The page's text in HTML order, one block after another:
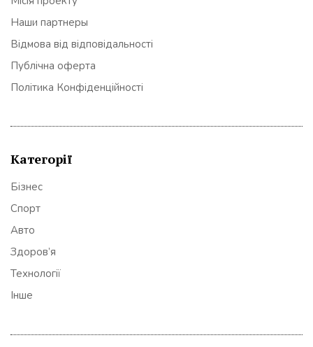
Наши партнеры
Відмова від відповідальності
Публічна оферта
Політика Конфіденційності
Категорії
Бізнес
Спорт
Авто
Здоров’я
Технології
Інше